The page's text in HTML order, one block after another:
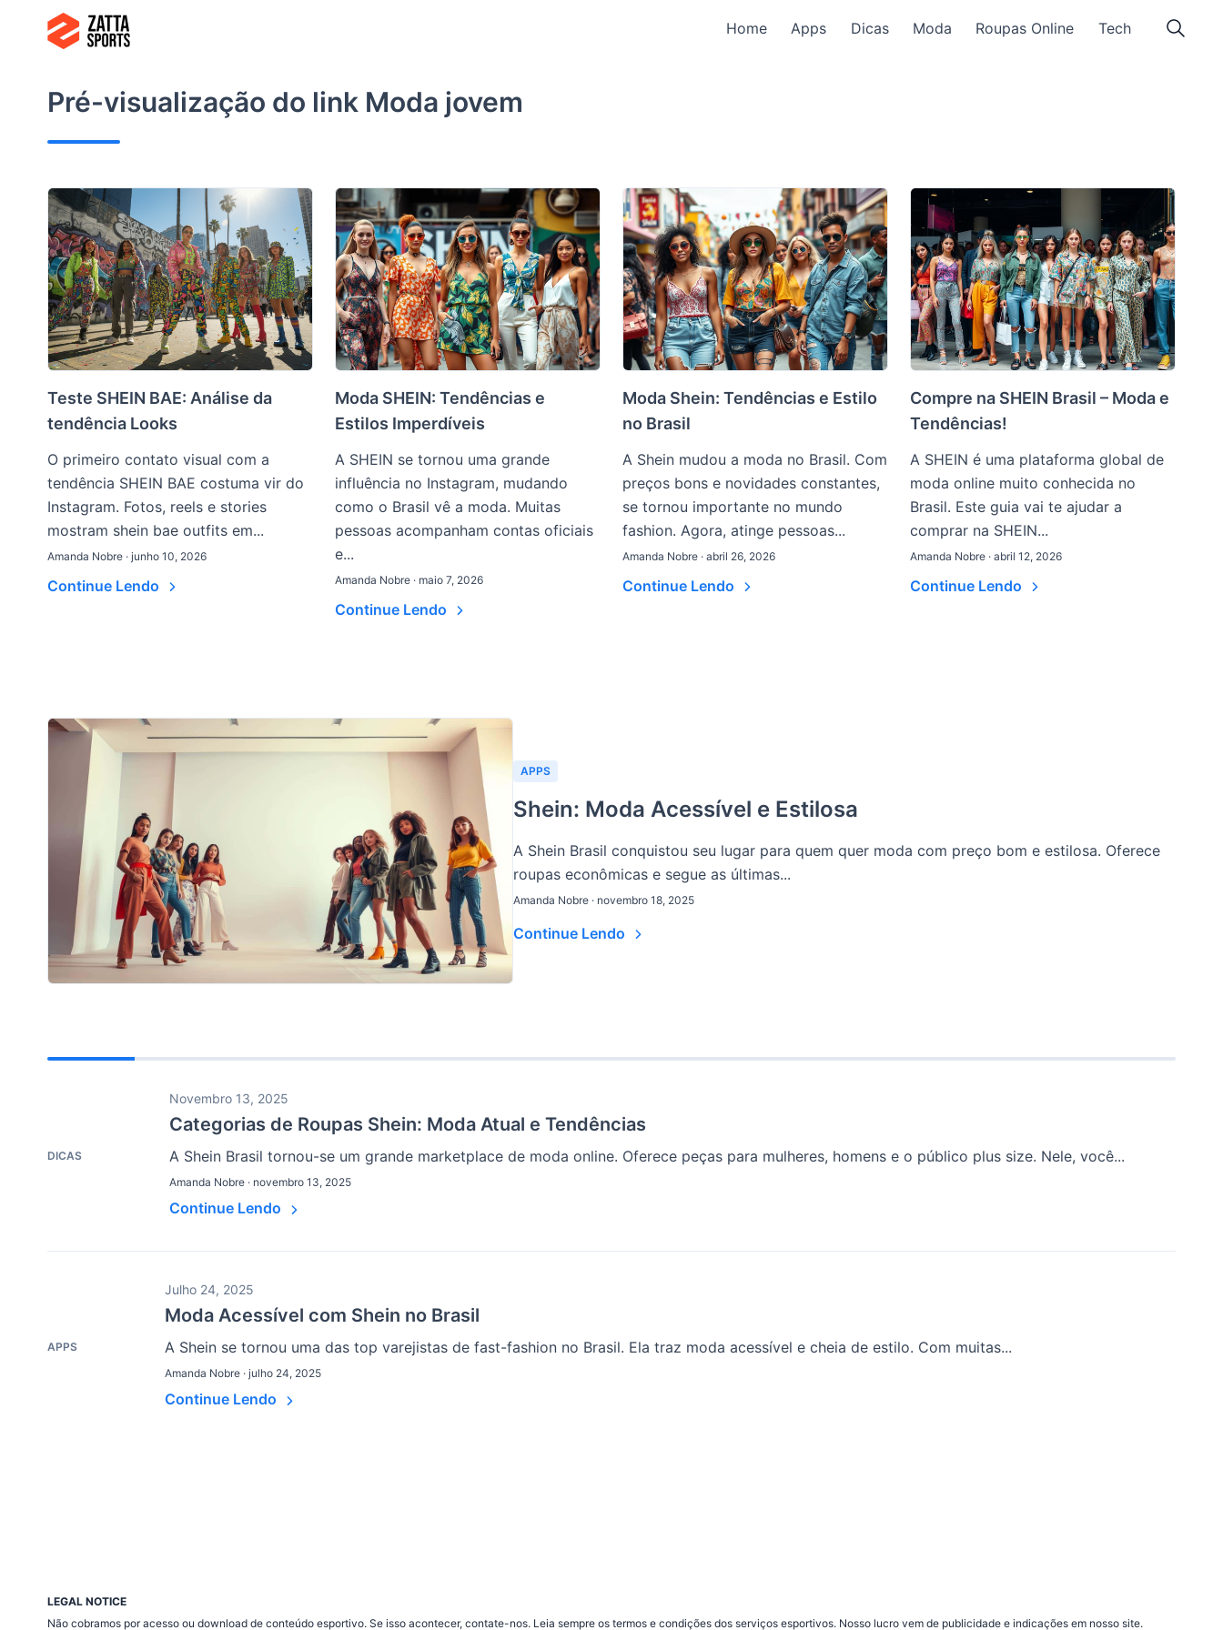
conteúdo
Home Apps Dicas Moda Roupas Online Tech
Pré-visualização do link Moda jovem
Teste SHEIN BAE: Análise da
tendência Looks
O primeiro contato visual com a
tendência SHEIN BAE costuma vir do
Instagram. Fotos, reels e stories
mostram shein bae outfits em...
Amanda Nobre · junho 10, 2026
Continue Lendo
Moda SHEIN: Tendências e
Estilos Imperdíveis
A SHEIN se tornou uma grande
influência no Instagram, mudando
como o Brasil vê a moda. Muitas
pessoas acompanham contas oficiais
e...
Amanda Nobre · maio 7, 2026
Continue Lendo
Moda Shein: Tendências e Estilo
no Brasil
A Shein mudou a moda no Brasil. Com
preços bons e novidades constantes,
se tornou importante no mundo
fashion. Agora, atinge pessoas...
Amanda Nobre · abril 26, 2026
Continue Lendo
Compre na SHEIN Brasil – Moda e
Tendências!
A SHEIN é uma plataforma global de
moda online muito conhecida no
Brasil. Este guia vai te ajudar a
comprar na SHEIN...
Amanda Nobre · abril 12, 2026
Continue Lendo
APPS
Shein: Moda Acessível e Estilosa
A Shein Brasil conquistou seu lugar para quem quer moda com preço bom e estilosa. Oferece
roupas econômicas e segue as últimas...
Amanda Nobre · novembro 18, 2025
Continue Lendo
DICAS
Novembro 13, 2025
Categorias de Roupas Shein: Moda Atual e Tendências
A Shein Brasil tornou-se um grande marketplace de moda online. Oferece peças para mulheres, homens e o público plus size. Nele, você...
Amanda Nobre · novembro 13, 2025
Continue Lendo
APPS
Julho 24, 2025
Moda Acessível com Shein no Brasil
A Shein se tornou uma das top varejistas de fast-fashion no Brasil. Ela traz moda acessível e cheia de estilo. Com muitas...
Amanda Nobre · julho 24, 2025
Continue Lendo
LEGAL NOTICE
Não cobramos por acesso ou download de conteúdo esportivo. Se isso acontecer, contate-nos. Leia sempre os termos e condições dos serviços esportivos. Nosso lucro vem de publicidade e indicações em nosso site.